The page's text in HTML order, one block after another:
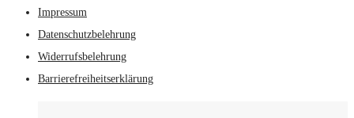
Impressum
Datenschutzbelehrung
Widerrufsbelehrung
Barrierefreiheitserklärung